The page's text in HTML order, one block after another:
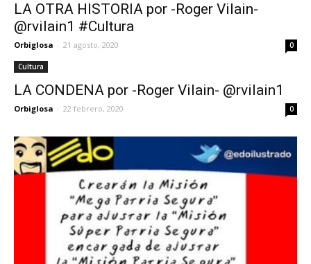
LA OTRA HISTORIA por -Roger Vilain-
@rvilain1 #Cultura
Orbiglosa - 21 agosto, 2020 0
Cultura
LA CONDENA por -Roger Vilain- @rvilain1
Orbiglosa - 22 febrero, 2020 0